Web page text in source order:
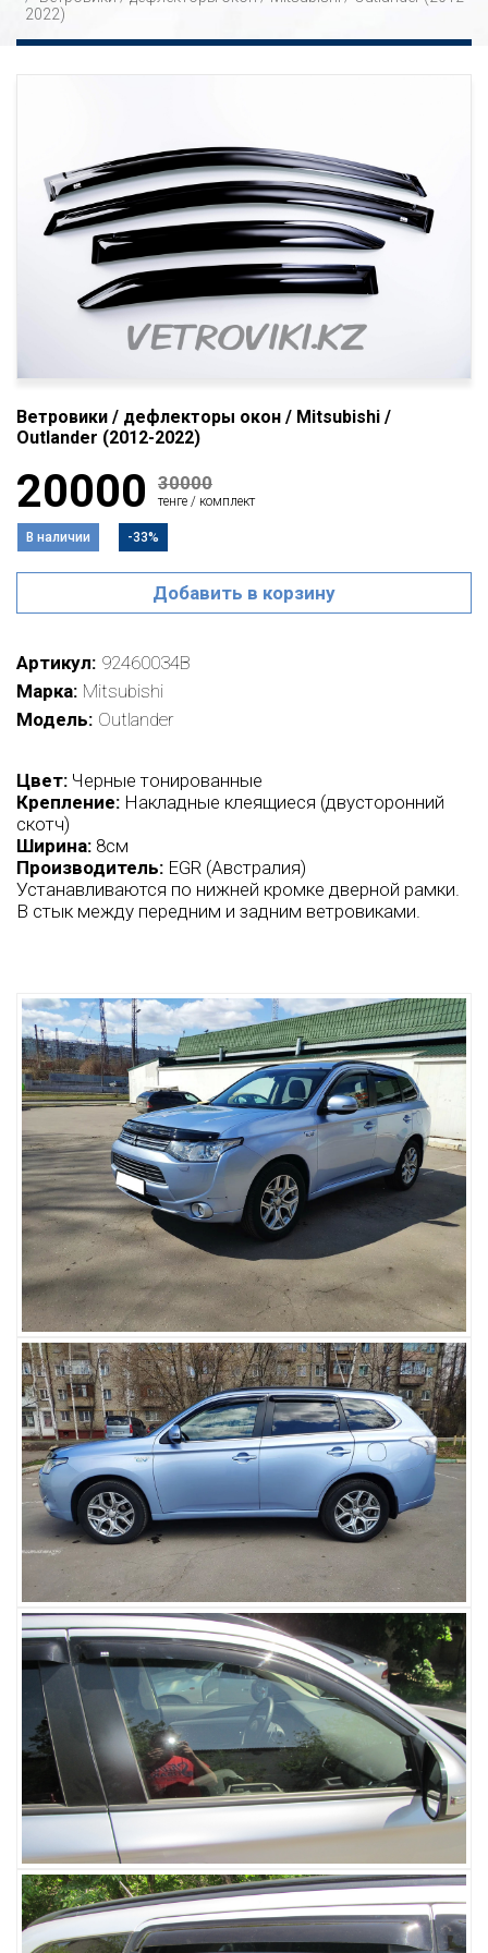
2022)
Ветровики / дефлекторы окон / Mitsubishi /
Outlander (2012-2022)
20000 30000
тенге / комплект
В наличии -33%
Добавить в корзину
Артикул 92460034B
Марка Mitsubishi
Модель Outlander
Цвет: Черные тонированные
Крепление: Накладные клеящиеся (двусторонний
скотч)
Ширина: 8см
Производитель: EGR (Австралия)
Устанавливаются по нижней кромке дверной рамки.
В стык между передним и задним ветровиками.